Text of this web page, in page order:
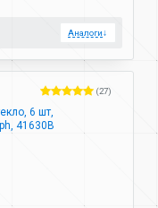
Аналоги↓
(27)
6 шт,
41630B